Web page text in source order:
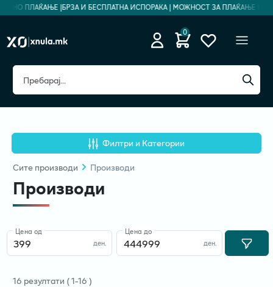
ПЛАЌАЊЕ |БРЗА И БЕСПЛАТНА ИСПОРАКА | МОЖНОСТ ЗА ПЛАЌАЊЕ НА
0
Филтри и Категории
Ситепроизводи Производи
Производи
ден.
Цена од
ден.
Цена до
16 резултати (1-16)